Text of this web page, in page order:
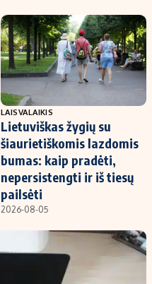
LAISVALAIKIS
Lietuviškas žygių su
šiaurietiškomis lazdomis
bumas: kaip pradėti,
nepersistengti ir iš tiesų
pailsėti
2026-08-05